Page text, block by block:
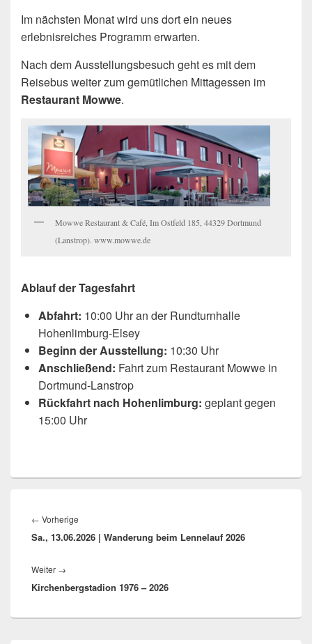
Im nächsten Monat wird uns dort ein neues
erlebnisreiches Programm erwarten.
Nach dem Ausstellungsbesuch geht es mit dem
Reisebus weiter zum gemütlichen Mittagessen im
Restaurant Mowwe.
Mowwe Restaurant & Café, Im Ostfeld 185, 44329 Dortmund
(Lanstrop). www.mowwe.de
Ablauf der Tagesfahrt
Abfahrt: 10:00 Uhr an der Rundturnhalle
Hohenlimburg-Elsey
Beginn der Ausstellung: 10:30 Uhr
Anschließend: Fahrt zum Restaurant Mowwe in
Dortmund-Lanstrop
Rückfahrt nach Hohenlimburg: geplant gegen
15:00 Uhr
← Vorherige
Beitrag:
Sa., 13.06.2026 | Wanderung beim Lennelauf 2026
Weiter →
Beitrag:
Kirchenbergstadion 1976 – 2026